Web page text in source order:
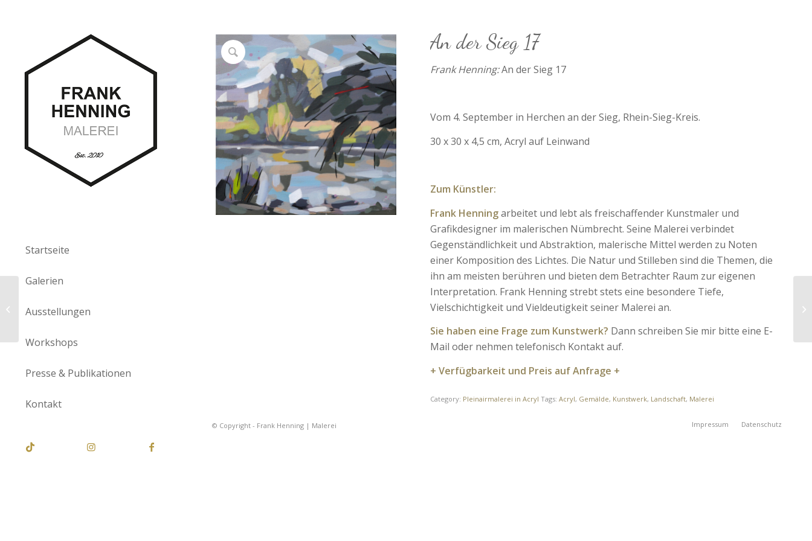
Startseite
Galerien
Ausstellungen
Workshops
Presse & Publikationen
Kontakt
An der Sieg 17
Frank Henning:An der Sieg 17
Vom 4. September in Herchen an der Sieg, Rhein-Sieg-Kreis.
30 x 30 x 4,5 cm, Acryl auf Leinwand
Zum Künstler:
Frank Henningarbeitet und lebt als freischaffender Kunstmaler und
Grafikdesigner im malerischen Nümbrecht. Seine Malerei verbindet
Gegenständlichkeit und Abstraktion, malerische Mittel werden zu Noten
einer Komposition des Lichtes. Die Natur und Stilleben sind die Themen, die
ihn am meisten berühren und bieten dem Betrachter Raum zur eigenen
Interpretation. Frank Henning strebt stets eine besondere Tiefe,
Vielschichtigkeit und Vieldeutigkeit seiner Malerei an.
Sie haben eine Frage zum Kunstwerk? Dann schreiben Sie mir bitte eine E-
Mail oder nehmen telefonisch Kontakt auf.
+ Verfügbarkeit und Preis auf Anfrage +
Category: Pleinairmalerei in Acryl Tags:Acryl, Gemälde, Kunstwerk, Landschaft, Malerei
© Copyright - Frank Henning | Malerei Impressum Datenschutz
An der Sieg 14